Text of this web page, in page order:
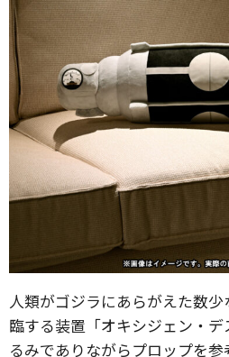
人類がゴジラにあらがえた数
臨する装置「オキシジェン・
るみでありながらプロップを